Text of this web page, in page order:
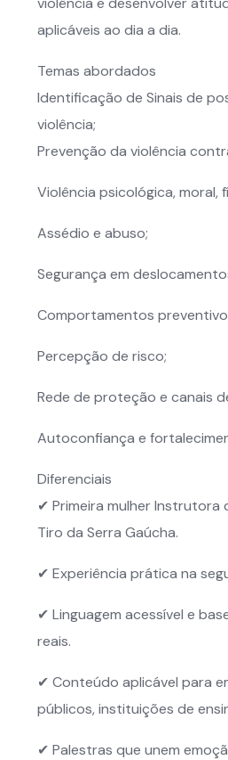
aplicáveis ao dia a dia.
Temas abordados
Identificação de Sinais de
violência;
Prevenção da violência
Violência psicológica, moral,
Assédio e abuso;
Segurança em
Comportamentos
Percepção de risco;
Rede de proteção e canais
Autoconfiança e
Diferenciais
✔ Primeira mulher Instrutora
Tiro da Serra Gaúcha.
✔ Experiência prática na
✔ Linguagem acessível e
reais.
✔ Conteúdo aplicável para
públicos, instituições de
✔ Palestras que unem